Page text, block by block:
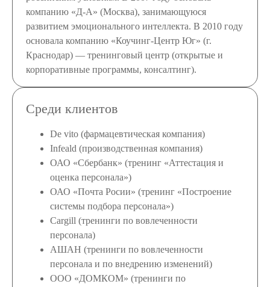
компанию «Д-А» (Москва), занимающуюся
развитием эмоционального интеллекта. В 2010 году
основала компанию «Коучинг-Центр Юг» (г.
Краснодар) — тренинговый центр (открытые и
корпоративные программы, консалтинг).
Среди клиентов
De vito (фармацевтическая компания)
Infeald (производственная компания)
ОАО «Сбербанк» (тренинг «Аттестация и
оценка персонала»)
ОАО «Почта Росии» (тренинг «Построение
системы подбора персонала»)
Cargill (тренинги по вовлеченности
персонала)
АШАН (тренинги по вовлеченности
персонала и по внедрению изменений)
ООО «ДОМКОМ» (тренинги по